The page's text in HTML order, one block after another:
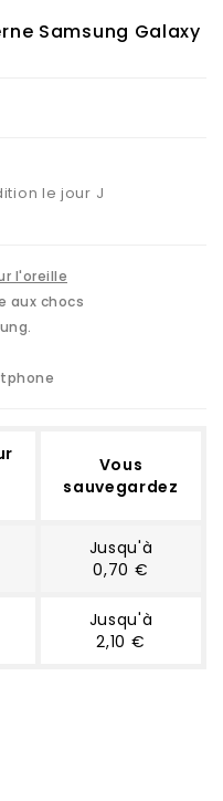
Samsung Galaxy
le jour J
l'oreille
aux chocs
Vous
sauvegardez
Jusqu'à
0,70 €
Jusqu'à
2,10 €